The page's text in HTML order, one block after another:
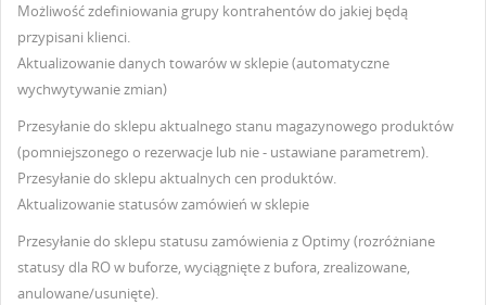
Możliwość zdefiniowania grupy kontrahentów do jakiej będą
przypisani klienci.
Aktualizowanie danych towarów w sklepie (automatyczne
wychwytywanie zmian)
Przesyłanie do sklepu aktualnego stanu magazynowego produktów
(pomniejszonego o rezerwacje lub nie - ustawiane parametrem).
Przesyłanie do sklepu aktualnych cen produktów.
Aktualizowanie statusów zamówień w sklepie
Przesyłanie do sklepu statusu zamówienia z Optimy (rozróżniane
statusy dla RO w buforze, wyciągnięte z bufora, zrealizowane,
anulowane/usunięte).